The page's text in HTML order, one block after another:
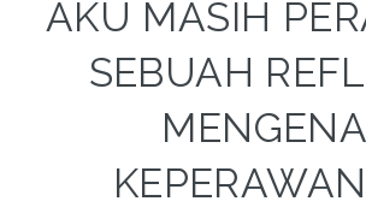
AKU MASIH
SEBUAH